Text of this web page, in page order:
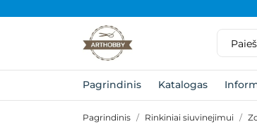
Pagrindinis Katalogas
Pagrindinis Rinkiniai siuvinejimui